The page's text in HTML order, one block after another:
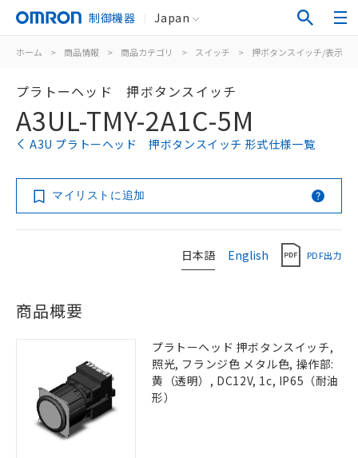
制御機器 Japan
ホーム > 商品情報 > 商品カテゴリ > スイッチ > 押ボタンスイッチ/表示灯
プラトーヘッド 押ボタンスイッチ
A3UL-TMY-2A1C-5M
A3U プラトーヘッド 押ボタンスイッチ 形式仕様一覧
マイリストに追加
日本語 English PDF出力
商品概要
プラトーヘッド 押ボタンスイッチ,
照光, フランジ色 メタル色, 操作部:
黄（透明）, DC12V, 1c, IP65（耐油
形）